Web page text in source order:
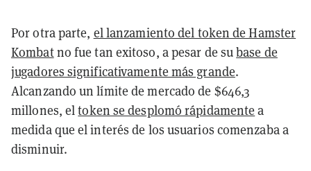
Por otra parte, el lanzamiento del token de Hamster
Kombatno fue tan exitoso, a pesar de subase de
jugadores significativamente más grande.
Alcanzando un límite de mercado de $646,3
millones, eltoken se desplomó rápidamente a
medida que el interés de los usuarios comenzaba a
disminuir.